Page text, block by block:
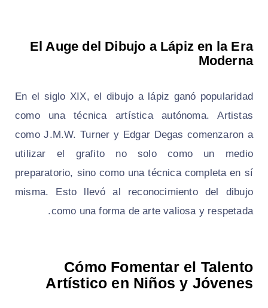
El Auge del Dibujo a Lápiz en la Era
Moderna
En el siglo XIX, el dibujo a lápiz ganó popularidad
como una técnica artística autónoma. Artistas
como J.M.W. Turner y Edgar Degas comenzaron a
utilizar el grafito no solo como un medio
preparatorio, sino como una técnica completa en sí
misma. Esto llevó al reconocimiento del dibujo
como una forma de arte valiosa y respetada.
Cómo Fomentar el Talento
Artístico en Niños y Jóvenes